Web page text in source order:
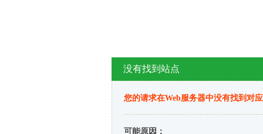
没有找到站点
您的请求在Web服务器中没有找到对
可能原因：